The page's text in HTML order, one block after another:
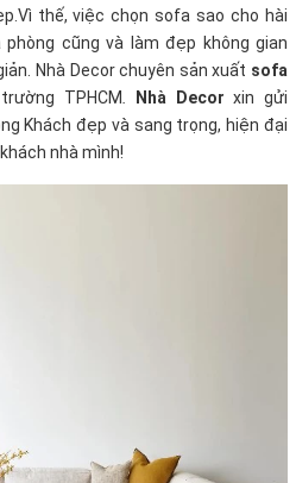
thế, việc chọn sofa sao cho hài
cũng và làm đẹp không gian
Nhà Decor chuyên sản xuất sofa
TPHCM. Nhà Decor xin gửi
Khách đẹp và sang trọng, hiện đại
nhà mình!